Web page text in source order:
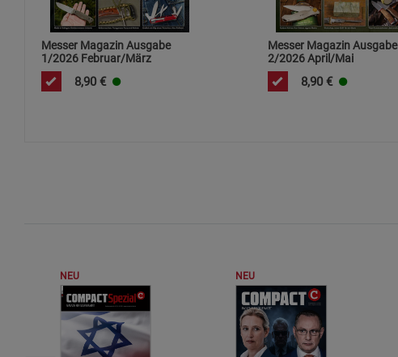
Messer Magazin Ausgabe
1/2026 Februar/März
8,90 €
Messer Magazin Ausgabe
2/2026 April/Mai
8,90 €
NEU NEU